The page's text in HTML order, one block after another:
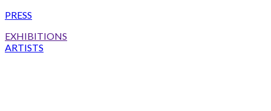
PRESS
EXHIBITIONS
ARTISTS